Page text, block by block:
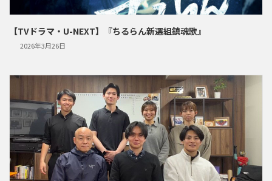
【TVドラマ・U-NEXT】『ちるらん新選組鎮魂歌』
2026年3月26日